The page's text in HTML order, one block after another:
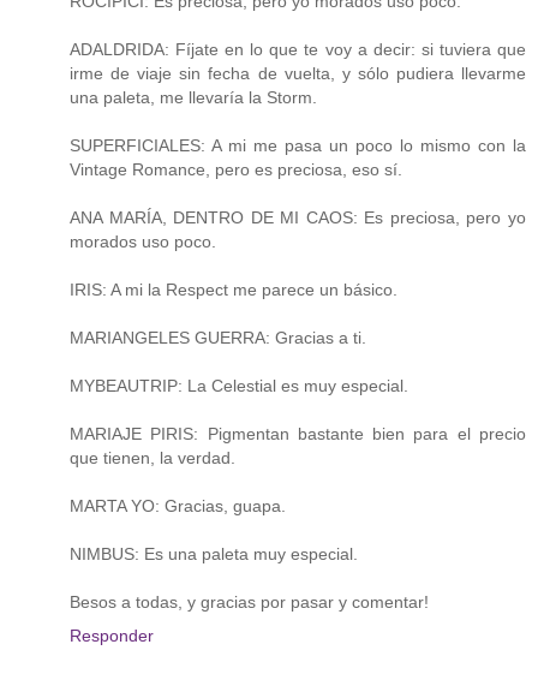
ADALDRIDA: Fíjate en lo que te voy a decir: si tuviera que
irme de viaje sin fecha de vuelta, y sólo pudiera llevarme
una paleta, me llevaría la Storm.
SUPERFICIALES: A mi me pasa un poco lo mismo con la
Vintage Romance, pero es preciosa, eso sí.
ANA MARÍA, DENTRO DE MI CAOS: Es preciosa, pero yo
morados uso poco.
IRIS: A mi la Respect me parece un básico.
MARIANGELES GUERRA: Gracias a ti.
MYBEAUTRIP: La Celestial es muy especial.
MARIAJE PIRIS: Pigmentan bastante bien para el precio
que tienen, la verdad.
MARTA YO: Gracias, guapa.
NIMBUS: Es una paleta muy especial.
Besos a todas, y gracias por pasar y comentar!
Responder